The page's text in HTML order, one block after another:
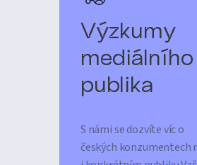
Výzkumy
mediálního
publika
S námi se dozvíte víc o
českých konzumentech